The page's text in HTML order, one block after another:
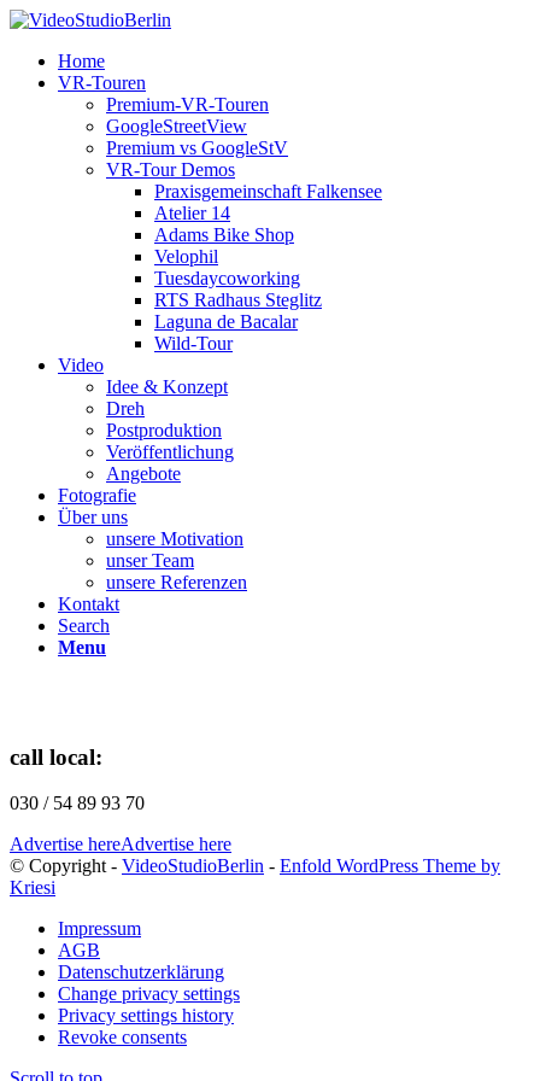
Home
VR-Touren
Premium-VR-Touren
GoogleStreetView
Premium vs GoogleStV
VR-Tour Demos
Praxisgemeinschaft Falkensee
Atelier 14
Adams Bike Shop
Velophil
Tuesdaycoworking
RTS Radhaus Steglitz
Laguna de Bacalar
Wild-Tour
Video
Idee & Konzept
Dreh
Postproduktion
Veröffentlichung
Angebote
Fotografie
Über uns
unsere Motivation
unser Team
unsere Referenzen
Kontakt
Search
Menu
call local:
030 / 54 89 93 70
Advertise hereAdvertise here
© Copyright - VideoStudioBerlin - Enfold WordPress Theme by
Kriesi
Impressum
AGB
Datenschutzerklärung
Change privacy settings
Privacy settings history
Revoke consents